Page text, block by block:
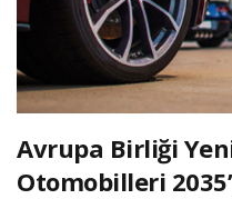
Avrupa Birliği
Otomobilleri